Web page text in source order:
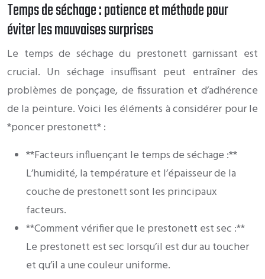
Temps de séchage : patience et méthode pour
éviter les mauvaises surprises
Le temps de séchage du prestonett garnissant est
crucial. Un séchage insuffisant peut entraîner des
problèmes de ponçage, de fissuration et d’adhérence
de la peinture. Voici les éléments à considérer pour le
*poncer prestonett* :
**Facteurs influençant le temps de séchage :**
L’humidité, la température et l’épaisseur de la
couche de prestonett sont les principaux
facteurs.
**Comment vérifier que le prestonett est sec :**
Le prestonett est sec lorsqu’il est dur au toucher
et qu’il a une couleur uniforme.